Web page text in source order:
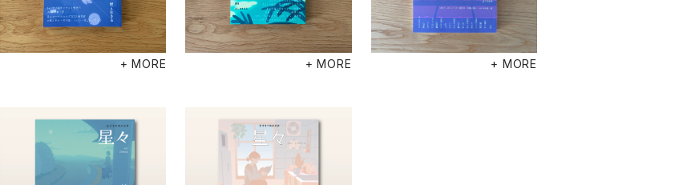
+ MORE + MORE + MORE